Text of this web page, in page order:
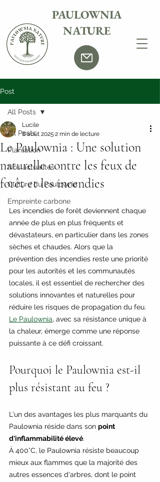
PAULOWNIA
NATURE
Post
All Posts
Plantation
Nos actualités
Culture du Paulownia
Empreinte carbone
All Posts
Le Paulownia : Une solution
naturelle contre les feux de
forêt et les incendies
Lucile
8 août 2025 2 min de lecture
Les incendies de forêt deviennent chaque
année de plus en plus fréquents et
dévastateurs, en particulier dans les zones
sèches et chaudes. Alors que la
prévention des incendies reste une priorité
pour les autorités et les communautés
locales, il est essentiel de rechercher des
solutions innovantes et naturelles pour
réduire les risques de propagation du feu.
Le Paulownia, avec sa résistance unique à
la chaleur, émerge comme une réponse
puissante à ce défi croissant.
Pourquoi le Paulownia est-il
plus résistant au feu ?
L'un des avantages les plus marquants du
Paulownia réside dans son point
d'inflammabilité élevé.
À 400°C, le Paulownia résiste beaucoup
mieux aux flammes que la majorité des
autres essences d'arbres, dont le point